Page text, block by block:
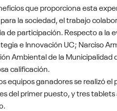
que proporciona esta
la sociedad, el trabajo
de participación. Respecto a la
e Innovación UC; Narciso
Ambiental de la Municipalidad
calificación.
equipos ganadores se realizó
del primer puesto, y tres